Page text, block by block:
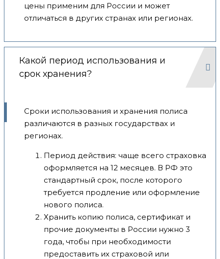
цены применим для России и может
отличаться в других странах или регионах.
Какой период использования и
срок хранения?
Сроки использования и хранения полиса
различаются в разных государствах и
регионах.
Период действия: чаще всего страховка
оформляется на 12 месяцев. В РФ это
стандартный срок, после которого
требуется продление или оформление
нового полиса.
Хранить копию полиса, сертификат и
прочие документы в России нужно 3
года, чтобы при необходимости
предоставить их страховой или